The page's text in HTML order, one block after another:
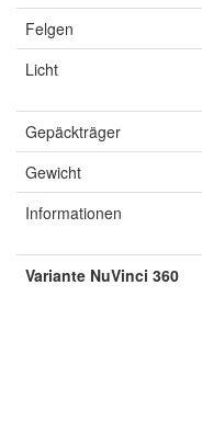
Felgen
Licht
Gepäckträger
Gewicht
Informationen
Variante NuVinci 360